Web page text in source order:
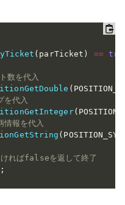
( parTicket ) ==
数を代入
(
代入
(
報を代入
(
ればfalseを返して終了
;